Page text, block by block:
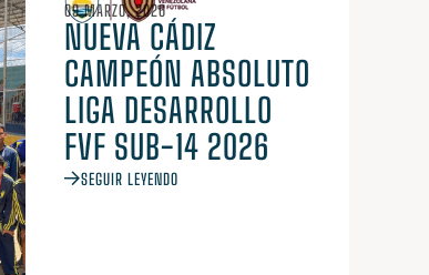
09 MARZO, 2026
NUEVA CÁDIZ
CAMPEÓN ABSOLUTO
LIGA DESARROLLO
FVF SUB-14 2026
SEGUIR LEYENDO